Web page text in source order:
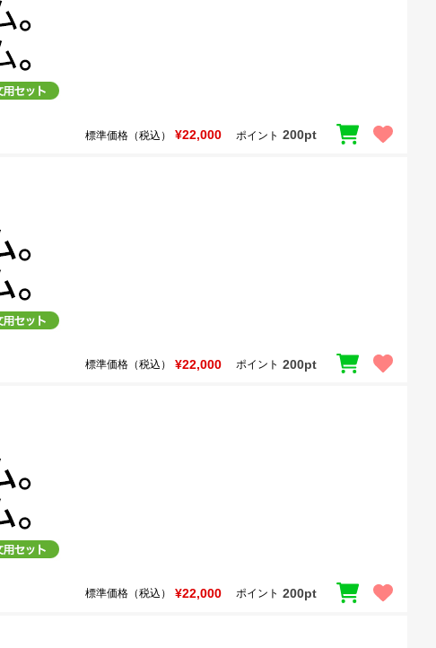
標準価格（税込） ¥22,000 ポイント 200pt
標準価格（税込） ¥22,000 ポイント 200pt
標準価格（税込） ¥22,000 ポイント 200pt